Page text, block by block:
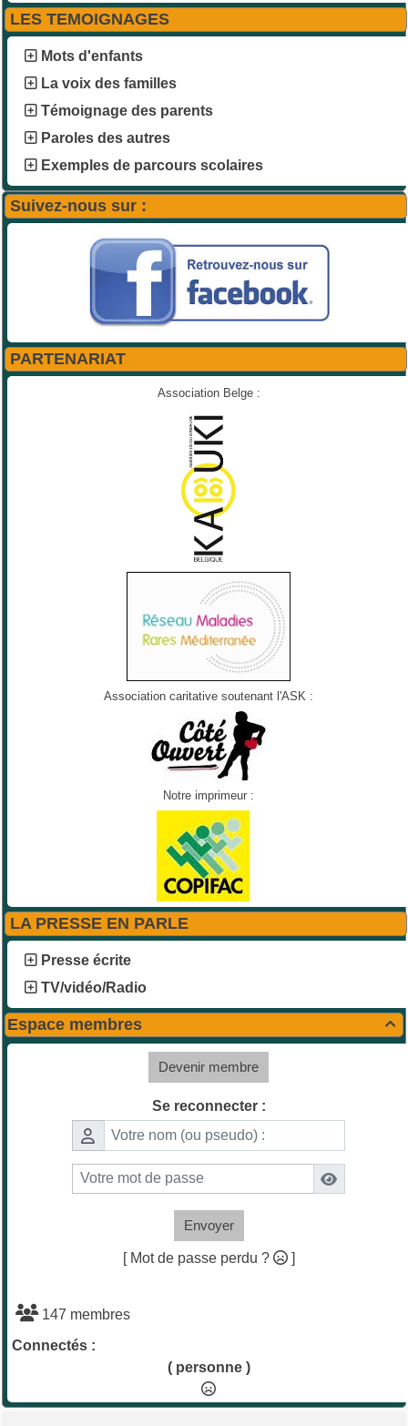
LES TEMOIGNAGES
Mots d'enfants
La voix des familles
Témoignage des parents
Paroles des autres
Exemples de parcours scolaires
Suivez-nous sur :
PARTENARIAT
Association Belge :
Association caritative soutenant l'ASK :
Notre imprimeur :
LA PRESSE EN PARLE
Presse écrite
TV/vidéo/Radio

Espace membres
Devenir membre
Se reconnecter :
Envoyer
[ Mot de passe perdu ? ]
147 membres
Connectés :
( personne )